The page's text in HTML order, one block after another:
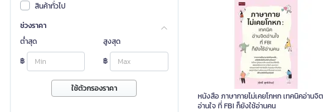
สินค้าทั่วไป
ช่วงราคา
ต่ำสุด
฿
สูงสุด
฿
ใช้ตัวกรองราคา
หนังสือ ภาษากายไม่เคยโกหก เทคนิคอ่านจิต
อ่านใจ ที่ FBI ก็ยังใช้อ่านคน